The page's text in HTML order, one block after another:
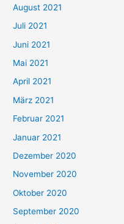
n
a
c
h
:
August 2021
Juli 2021
Juni 2021
Mai 2021
April 2021
März 2021
Februar 2021
Januar 2021
Dezember 2020
November 2020
Oktober 2020
September 2020